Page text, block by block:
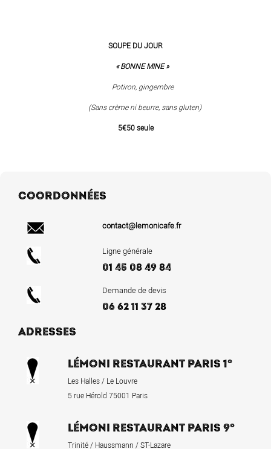
SOUPE DU JOUR
« BONNE MINE »
Potiron, gingembre
(Sans crème ni beurre, sans gluten)
5€50 seule
COORDONNÉES
contact@lemonicafe.fr
Ligne générale
01 45 08 49 84
Demande de devis
06 62 11 37 28
ADRESSES
LÉMONI RESTAURANT PARIS 1°
Les Halles / Le Louvre
5 rue Hérold 75001 Paris
LÉMONI RESTAURANT PARIS 9°
Trinité / Haussmann / ST-Lazare